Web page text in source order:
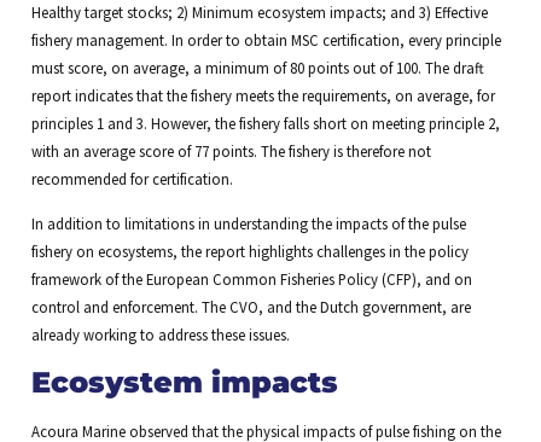
Healthy target stocks; 2) Minimum ecosystem impacts; and 3) Effective
fishery management. In order to obtain MSC certification, every principle
must score, on average, a minimum of 80 points out of 100. The draft
report indicates that the fishery meets the requirements, on average, for
principles 1 and 3. However, the fishery falls short on meeting principle 2,
with an average score of 77 points. The fishery is therefore not
recommended for certification.
In addition to limitations in understanding the impacts of the pulse
fishery on ecosystems, the report highlights challenges in the policy
framework of the European Common Fisheries Policy (CFP), and on
control and enforcement. The CVO, and the Dutch government, are
already working to address these issues.
Ecosystem impacts
Acoura Marine observed that the physical impacts of pulse fishing on the